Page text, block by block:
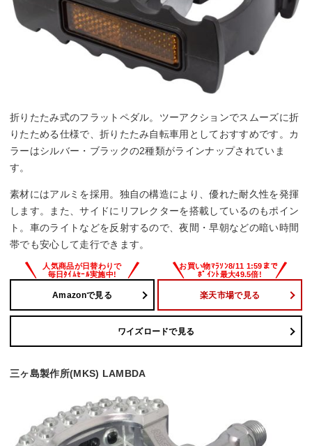
折りたたみ式のフラットペダル。ツーアクションでスムーズに折
りたためる仕様で、折りたたみ自転車用としておすすめです。カ
ラーはシルバー・ブラックの2種類がラインナップされていま
す。
素材にはアルミを採用。独自の構造により、優れた耐久性を発揮
します。また、サイドにリフレクターを搭載しているのもポイン
ト。車のライトなどを反射するので、夜間・早朝などの暗い時間
帯でも安心して走行できます。
Amazonで見る 楽天市場で見る
ワイズロードで見る
三ヶ島製作所(MKS) LAMBDA